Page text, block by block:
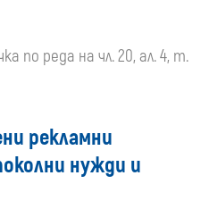
по реда на чл. 20, ал. 4, т.
рекламни
нужди и